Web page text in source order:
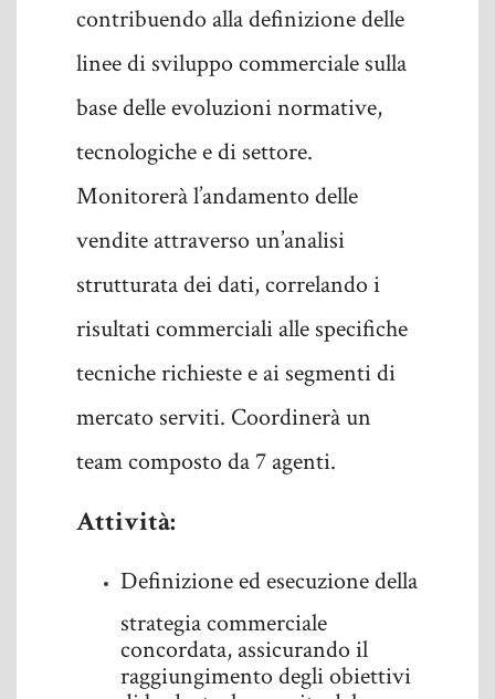
contribuendo alla definizione delle
linee di sviluppo commerciale sulla
base delle evoluzioni normative,
tecnologiche e di settore.
Monitorerà l’andamento delle
vendite attraverso un’analisi
strutturata dei dati, correlando i
risultati commerciali alle specifiche
tecniche richieste e ai segmenti di
mercato serviti. Coordinerà un
team composto da 7 agenti.
Attività:
Definizione ed esecuzione della
strategia commerciale
concordata, assicurando il
raggiungimento degli obiettivi